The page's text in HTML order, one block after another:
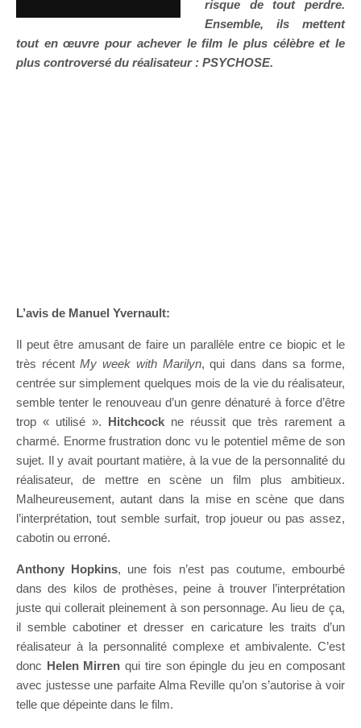
risque de tout perdre.
Ensemble, ils mettent
tout en œuvre pour achever le film le plus célèbre et le
plus controversé du réalisateur : PSYCHOSE.
L’avis de Manuel Yvernault:
Il peut être amusant de faire un parallèle entre ce biopic et le
très récentMy week with Marilyn, qui dans dans sa forme,
centrée sur simplement quelques mois de la vie du réalisateur,
semble tenter le renouveau d’un genre dénaturé à force d’être
trop « utilisé ». Hitchcock ne réussit que très rarement a
charmé. Enorme frustration donc vu le potentiel même de son
sujet. Il y avait pourtant matière, à la vue de la personnalité du
réalisateur, de mettre en scène un film plus ambitieux.
Malheureusement, autant dans la mise en scène que dans
l’interprétation, tout semble surfait, trop joueur ou pas assez,
cabotin ou erroné.
Anthony Hopkins, une fois n’est pas coutume, embourbé
dans des kilos de prothèses, peine à trouver l’interprétation
juste qui collerait pleinement à son personnage. Au lieu de ça,
il semble cabotiner et dresser en caricature les traits d’un
réalisateur à la personnalité complexe et ambivalente. C’est
donc Helen Mirren qui tire son épingle du jeu en composant
avec justesse une parfaite Alma Reville qu’on s’autorise à voir
telle que dépeinte dans le film.